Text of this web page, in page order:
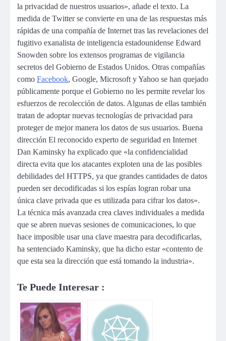
la privacidad de nuestros usuarios», añade el texto. La
medida de Twitter se convierte en una de las respuestas más
rápidas de una compañía de Internet tras las revelaciones del
fugitivo exanalista de inteligencia estadounidense Edward
Snowden sobre los extensos programas de vigilancia
secretos del Gobierno de Estados Unidos. Otras compañías
como Facebook, Google, Microsoft y Yahoo se han quejado
públicamente porque el Gobierno no les permite revelar los
esfuerzos de recolección de datos. Algunas de ellas también
tratan de adoptar nuevas tecnologías de privacidad para
proteger de mejor manera los datos de sus usuarios. Buena
dirección El reconocido experto de seguridad en Internet
Dan Kaminsky ha explicado que «la confidencialidad
directa evita que los atacantes exploten una de las posibles
debilidades del HTTPS, ya que grandes cantidades de datos
pueden ser decodificadas si los espías logran robar una
única clave privada que es utilizada para cifrar los datos».
La técnica más avanzada crea claves individuales a medida
que se abren nuevas sesiones de comunicaciones, lo que
hace imposible usar una clave maestra para decodificarlas,
ha sentenciado Kaminsky, que ha dicho estar «contento de
que esta sea la dirección que está tomando la industria».
Te Puede Interesar :